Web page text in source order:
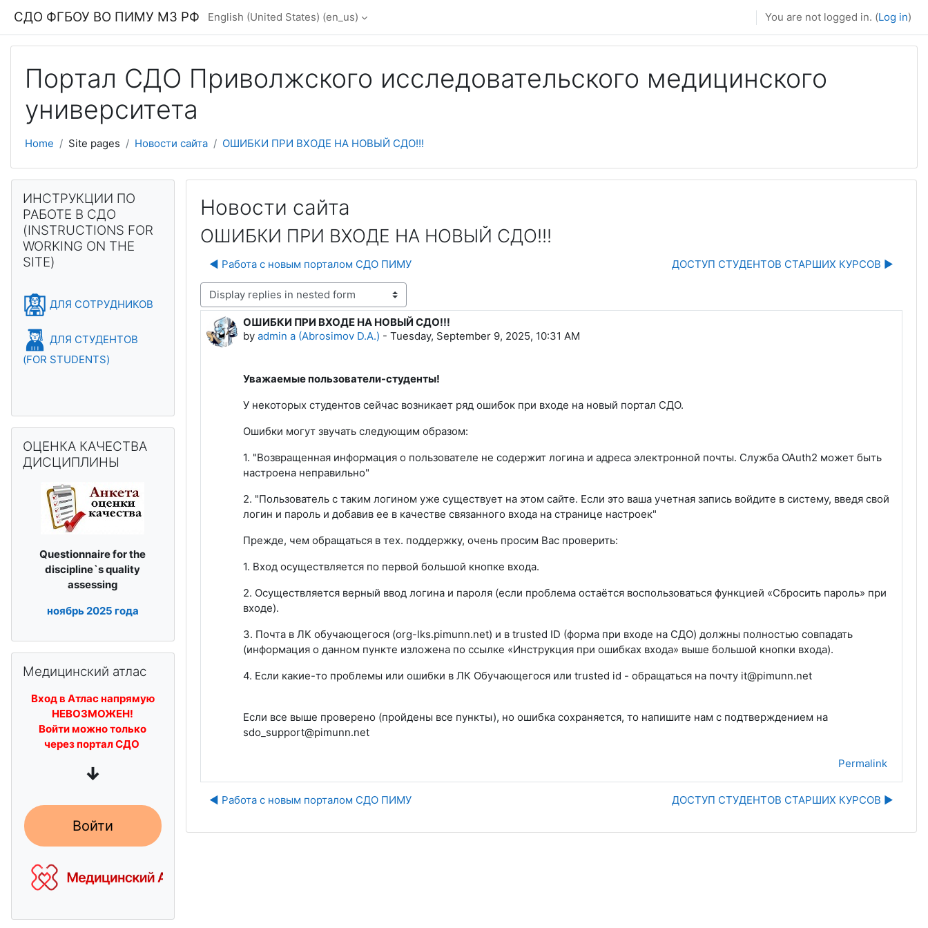
СДО ФГБОУ ВО ПИМУ МЗ РФ English (United States) ‎(en_us)‎ You are not logged in. (Log in)
Портал СДО Приволжского исследовательского медицинского
университета
Home Site pages Новости сайта ОШИБКИ ПРИ ВХОДЕ НА НОВЫЙ СДО!!!
Новости сайта
ОШИБКИ ПРИ ВХОДЕ НА НОВЫЙ СДО!!!
◀︎ Работа с новым порталом СДО ПИМУ ДОСТУП СТУДЕНТОВ СТАРШИХ КУРСОВ ▶︎
Display mode
ОШИБКИ ПРИ ВХОДЕ НА НОВЫЙ СДО!!!
by admin a (Abrosimov D.A.) - Tuesday, September 9, 2025, 10:31 AM
Number of replies: 0
Уважаемые пользователи-студенты!
У некоторых студентов сейчас возникает ряд ошибок при входе на новый портал СДО.
Ошибки могут звучать следующим образом:
1. "Возвращенная информация о пользователе не содержит логина и адреса электронной почты. Служба OAuth2 может быть
настроена неправильно"
2. "Пользователь с таким логином уже существует на этом сайте. Если это ваша учетная запись войдите в систему, введя свой
логин и пароль и добавив ее в качестве связанного входа на странице настроек"
Прежде, чем обращаться в тех. поддержку, очень просим Вас проверить:
1. Вход осуществляется по первой большой кнопке входа.
2. Осуществляется верный ввод логина и пароля (если проблема остаётся воспользоваться функцией «Сбросить пароль» при
входе).
3. Почта в ЛК обучающегося (org-lks.pimunn.net) и в trusted ID (форма при входе на СДО) должны полностью совпадать
(информация о данном пункте изложена по ссылке «Инструкция при ошибках входа» выше большой кнопки входа).
4. Если какие-то проблемы или ошибки в ЛК Обучающегося или trusted id - обращаться на почту it@pimunn.net
Если все выше проверено (пройдены все пункты), но ошибка сохраняется, то напишите нам с подтверждением на
sdo_support@pimunn.net
Permalink
◀︎ Работа с новым порталом СДО ПИМУ ДОСТУП СТУДЕНТОВ СТАРШИХ КУРСОВ ▶︎
Blocks
ИНСТРУКЦИИ ПО
РАБОТЕ В СДО
(INSTRUCTIONS FOR
WORKING ON THE
SITE)
ДЛЯ СОТРУДНИКОВ
ДЛЯ СТУДЕНТОВ
(FOR STUDENTS)
ОЦЕНКА КАЧЕСТВА
ДИСЦИПЛИНЫ
Questionnaire for the
discipline`squality
assessing
ноябрь2025 года
Медицинский атлас
Вход в Атлас напрямую
НЕВОЗМОЖЕН!
Войти можно только
через портал СДО
↓
Войти